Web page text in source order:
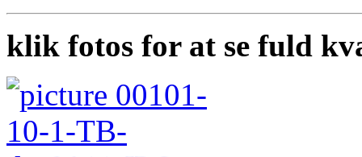
klik fotos for at se fuld